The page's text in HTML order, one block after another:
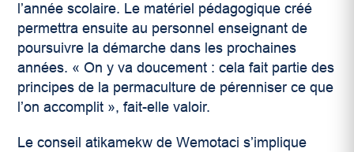
l’année scolaire. Le matériel pédagogique créé
permettra ensuite au personnel enseignant de
poursuivre la démarche dans les prochaines
années. « On y va doucement : cela fait partie des
principes de la permaculture de pérenniser ce que
l’on accomplit », fait-elle valoir.
Le conseil atikamekw de Wemotaci s’implique